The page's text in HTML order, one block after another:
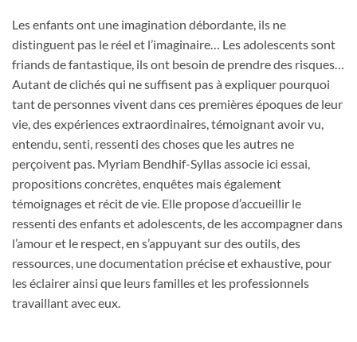
Les enfants ont une imagination débordante, ils ne
distinguent pas le réel et l’imaginaire… Les adolescents sont
friands de fantastique, ils ont besoin de prendre des risques…
Autant de clichés qui ne suffisent pas à expliquer pourquoi
tant de personnes vivent dans ces premières époques de leur
vie, des expériences extraordinaires, témoignant avoir vu,
entendu, senti, ressenti des choses que les autres ne
perçoivent pas. Myriam Bendhif-Syllas associe ici essai,
propositions concrètes, enquêtes mais également
témoignages et récit de vie. Elle propose d’accueillir le
ressenti des enfants et adolescents, de les accompagner dans
l’amour et le respect, en s’appuyant sur des outils, des
ressources, une documentation précise et exhaustive, pour
les éclairer ainsi que leurs familles et les professionnels
travaillant avec eux.